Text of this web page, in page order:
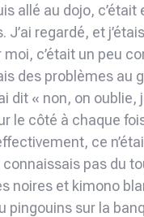
allé au dojo, c’était
J’ai regardé, et
moi, c’était un peu
des problèmes au
dit « non, on oublie,
le côté à chaque
ce
pas du
noires et kimono
pingouins sur la